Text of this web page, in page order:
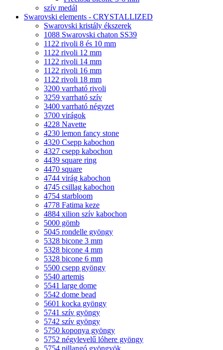
szív medál
Swarovski elements - CRYSTALLIZED
Swarovski kristály ékszerek
1088 Swarovski chaton SS39
1122 rivoli 8 és 10 mm
1122 rivoli 12 mm
1122 rivoli 14 mm
1122 rivoli 16 mm
1122 rivoli 18 mm
3200 varrható rivoli
3259 varrható szív
3400 varrható négyzet
3700 virágok
4228 Navette
4230 lemon fancy stone
4320 Csepp kabochon
4327 csepp kabochon
4439 square ring
4470 square
4744 virág kabochon
4745 csillag kabochon
4754 starbloom
4778 Fatima keze
4884 xilion szív kabochon
5000 gömb
5045 rondelle gyöngy
5328 bicone 3 mm
5328 bicone 4 mm
5328 bicone 6 mm
5500 csepp gyöngy
5540 artemis
5541 large dome
5542 dome bead
5601 kocka gyöngy
5741 szív gyöngy
5742 szív gyöngy
5750 koponya gyöngy
5752 négylevelű lóhere gyöngy